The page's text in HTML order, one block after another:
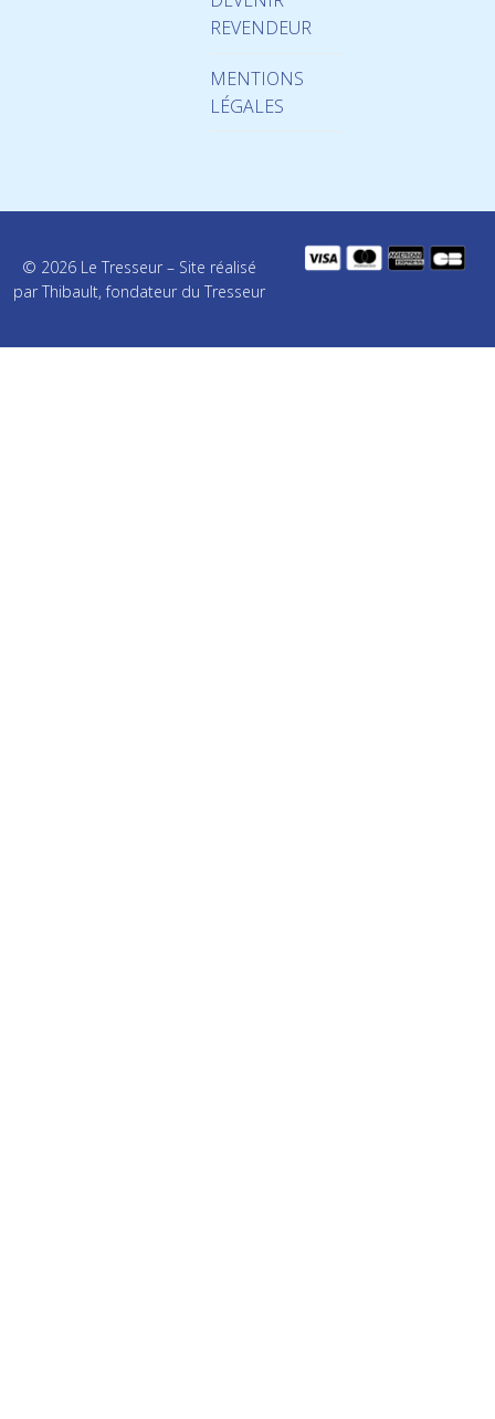
REVENDEUR
MENTIONS
LÉGALES
© 2026 Le Tresseur – Site réalisé
par Thibault, fondateur du Tresseur